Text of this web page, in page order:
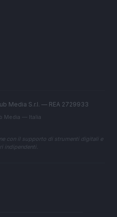
Media S.r.l. — REA 2729933
Media — Italia
con il supporto di strumenti digitali e
indipendenti.